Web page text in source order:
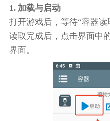
1. 加载与启动
打开游戏后，等待“容器读
读取完成后，点击界面中
界面。